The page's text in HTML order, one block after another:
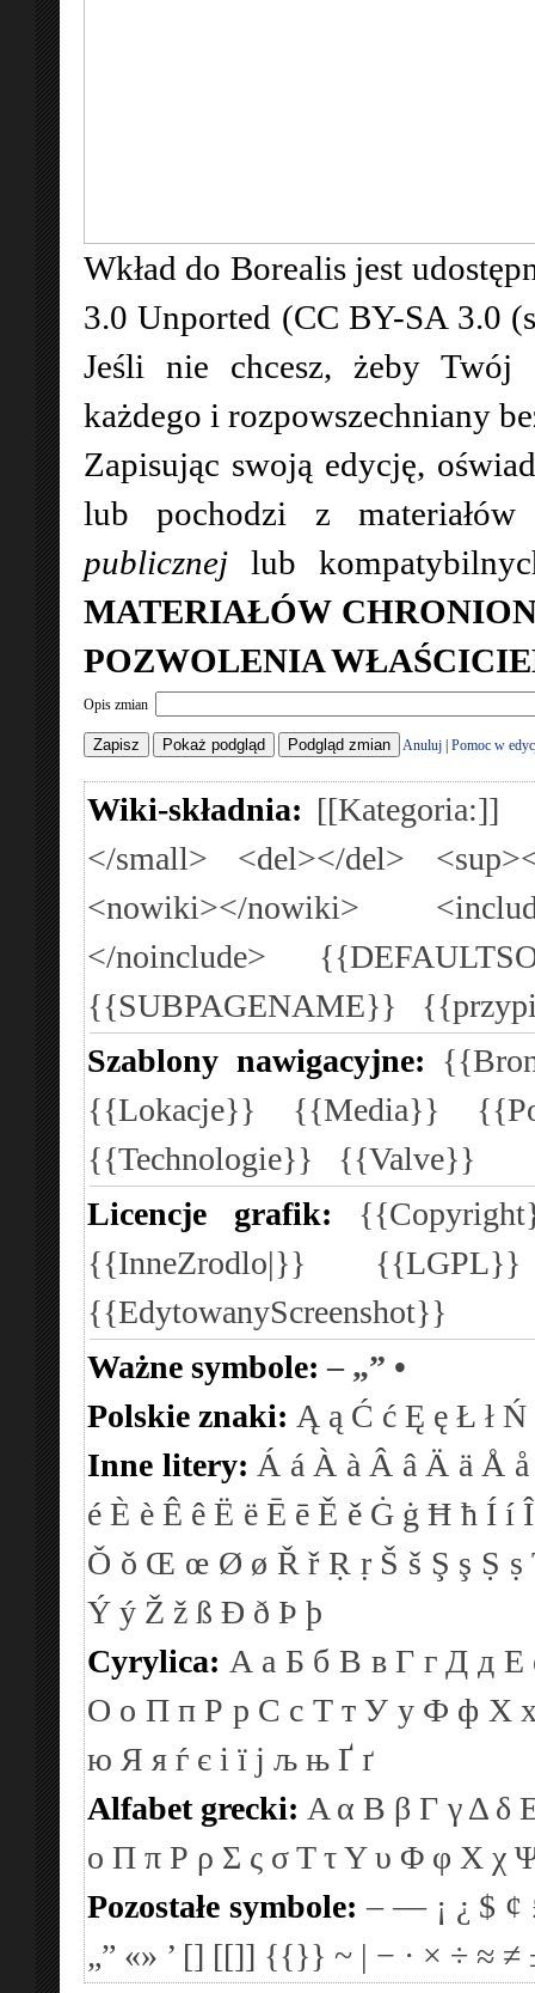
Wkład do Borealis jest
3.0 Unported (CC BY-SA 3.0
Jeśli nie chcesz, żeby Twój
każdego i rozpowszechniany
Zapisując swoją edycję,
lub pochodzi z
publicznej lub
MATERIAŁÓW
POZWOLENIA
Opis zmian
Anuluj Pomoc w
Wiki-składnia: [[Kategoria:]]
</small>
<del></del>
<nowiki></nowiki>
</noinclude>
{{SUBPAGENAME}}
Szablony nawigacyjne:
{{Lokacje}}
{{Media}}
{{Technologie}}
{{Valve}}
Licencje grafik:
{{InneZrodlo|}}
{{EdytowanyScreenshot}}
Ważne symbole:– „” •
Polskie znaki: Ą ą Ć ć Ę ę Ł ł Ń
Inne litery: Á á À à Â â Ä ä Å å
é È è Ê ê Ë ë Ē ē Ě ě Ġ ġ Ħ ħ Í í Î
Ǒ ǒ Œ œ Ø ø Ř ř Ṛ ṛ Š š Ş ş Ṣ ṣ
Ý ý Ž ž ß Ð ð Þ þ
Cyrylica: А а Б б В в Г г Д д Е
О о П п Р р С с Т т У у Ф ф Х
ю Я я ѓ є і ї ј љ њ Ґ ґ
Alfabet grecki: Α α Β β Γ γ Δ δ
ο Π π Ρ ρ Σ ς σΤ τΥ υ Φ φ Χ χ
Pozostałe symbole: – — ¡ ¿ $ ¢
„” «» ’ [] [[]] {{}} ~ | − · × ÷ ≈ ≠